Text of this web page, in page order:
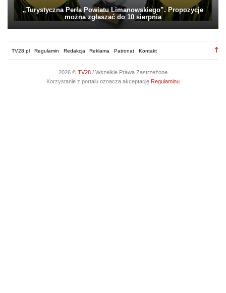
„Turystyczna Perła Powiatu Limanowskiego”. Propozycje
można zgłaszać do 10 sierpnia
TV28.pl Regulamin Redakcja Reklama Patronat Kontakt
2026 © TV28 / Wszelkie Prawa Zastrzeżone
Korzystanie z portalu oznacza akceptację Regulaminu